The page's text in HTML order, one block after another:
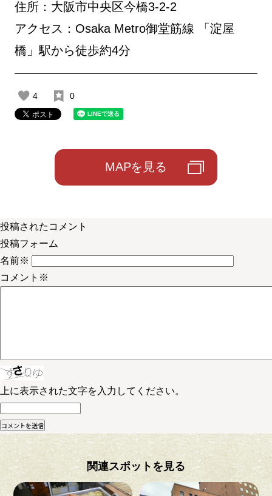
住所：大阪市中央区今橋3-2-2
アクセス：Osaka Metro御堂筋線 「淀屋
橋」駅から徒歩約4分
4 0
MAPを見る
投稿されたコメント
投稿フォーム
名前※
コメント ※
上に表示された文字を入力してください。
関連スポットを見る